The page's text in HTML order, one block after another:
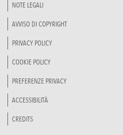
NOTE LEGALI
AVVISO DI COPYRIGHT
PRIVACY POLICY
COOKIE POLICY
PREFERENZE PRIVACY
ACCESSIBILITÀ
CREDITS